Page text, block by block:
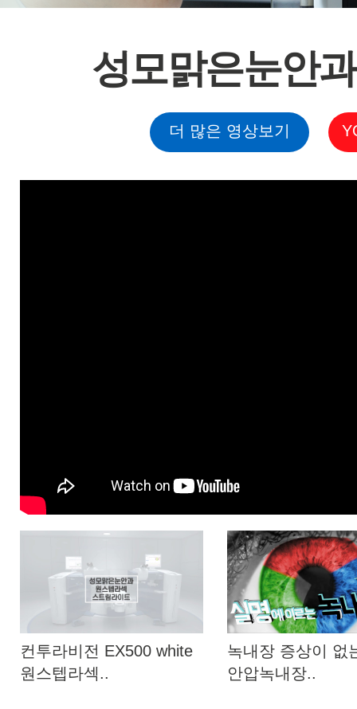
성모맑은눈안
더 많은 영상보기
컨투라비전 EX500 white
원스텝라섹..
녹내장 증상이 없
안압녹내장..